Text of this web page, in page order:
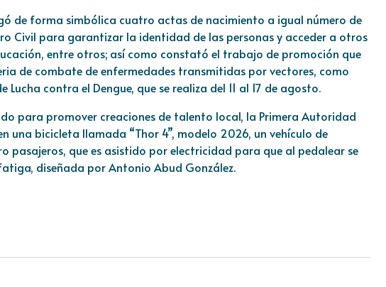
de forma simbólica cuatro actas de nacimiento a igual número de
Civil para garantizar la identidad de las personas y acceder a otros
entre otros; así como constató el trabajo de promoción que
de combate de enfermedades transmitidas por vectores, como
contra el Dengue, que se realiza del 11 al 17 de agosto.
para promover creaciones de talento local, la Primera Autoridad
una bicicleta llamada “Thor 4”, modelo 2026, un vehículo de
que es asistido por electricidad para que al pedalear se
diseñada por Antonio Abud González.